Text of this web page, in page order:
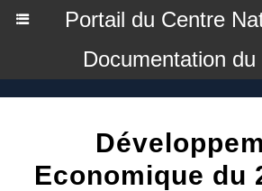
Portail du Centre
Documentation du
Economique du